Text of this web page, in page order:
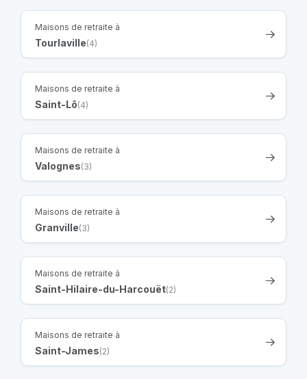
Maisons de retraite à
Tourlaville(4)
Maisons de retraite à
Saint-Lô(4)
Maisons de retraite à
Valognes(3)
Maisons de retraite à
Granville(3)
Maisons de retraite à
Saint-Hilaire-du-Harcouët(2)
Maisons de retraite à
Saint-James(2)